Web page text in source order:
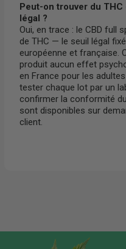
Peut-on trouver du
légal ?
Oui, en trace : le CBD full
de THC — le seuil légal
européenne et française.
produit aucun effet
en France pour les
tester chaque lot par un
confirmer la conformité
sont disponibles sur
client.